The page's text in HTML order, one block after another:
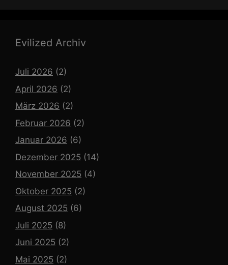
Evilized Archiv
Juli 2026 (2)
April 2026 (2)
März 2026 (2)
Februar 2026 (2)
Januar 2026 (6)
Dezember 2025 (14)
November 2025 (4)
Oktober 2025 (2)
August 2025 (6)
Juli 2025 (8)
Juni 2025 (2)
Mai 2025 (2)